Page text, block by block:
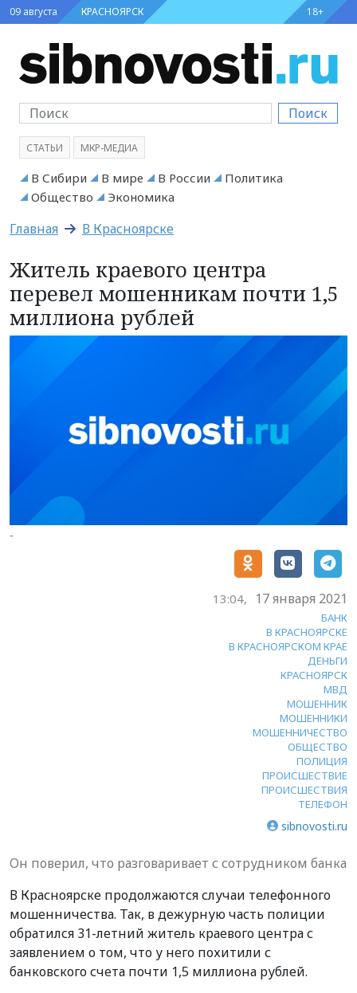
09 августа КРАСНОЯРСК 18+
Поиск
СТАТЬИ МКР-МЕДИА
В Сибири В мире В России
Политика
Общество
Экономика
Главная В Красноярске
Житель краевого центра
перевел мошенникам почти 1,5
миллиона рублей
-
13:04, 17 января 2021
БАНК
В КРАСНОЯРСКЕ
В КРАСНОЯРСКОМ КРАЕ
ДЕНЬГИ
КРАСНОЯРСК
МВД
МОШЕННИК
МОШЕННИКИ
МОШЕННИЧЕСТВО
ОБЩЕСТВО
ПОЛИЦИЯ
ПРОИСШЕСТВИЕ
ПРОИСШЕСТВИЯ
ТЕЛЕФОН
sibnovosti.ru
Он поверил, что разговаривает с сотрудником банка
В Красноярске продолжаются случаи телефонного
мошенничества. Так, в дежурную часть полиции
обратился 31-летний житель краевого центра с
заявлением о том, что у него похитили с
банковского счета почти 1,5 миллиона рублей.